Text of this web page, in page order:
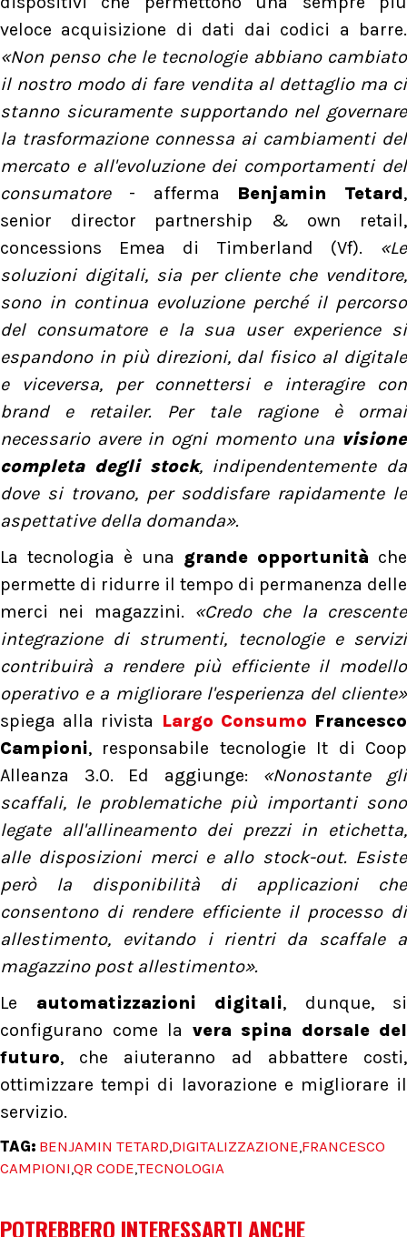
veloce acquisizione di dati dai codici a barre.
«Non penso che le tecnologie abbiano cambiato
il nostro modo di fare vendita al dettaglio ma ci
stanno sicuramente supportando nel governare
la trasformazione connessa ai cambiamenti del
mercato e all'evoluzione dei comportamenti del
consumatore- afferma Benjamin Tetard,
senior director partnership & own retail,
concessions Emea di Timberland (Vf). «Le
soluzioni digitali, sia per cliente che venditore,
sono in continua evoluzione perché il percorso
del consumatore e la sua user experience si
espandono in più direzioni, dal fisico al digitale
e viceversa, per connettersi e interagire con
brand e retailer. Per tale ragione è ormai
necessario avere in ogni momento una visione
completa degli stock, indipendentemente da
dove si trovano, per soddisfare rapidamente le
aspettative della domanda».
La tecnologia è una grande opportunità che
permette di ridurre il tempo di permanenza delle
merci nei magazzini. «Credo che la crescente
integrazione di strumenti, tecnologie e servizi
contribuirà a rendere più efficiente il modello
operativo e a migliorare l'esperienza del cliente»
spiega alla rivista Largo Consumo Francesco
Campioni, responsabile tecnologie It di Coop
Alleanza 3.0. Ed aggiunge: «Nonostante gli
scaffali, le problematiche più importanti sono
legate all'allineamento dei prezzi in etichetta,
alle disposizioni merci e allo stock-out. Esiste
però la disponibilità di applicazioni che
consentono di rendere efficiente il processo di
allestimento, evitando i rientri da scaffale a
magazzino post allestimento».
Le automatizzazioni digitali, dunque, si
configurano come la vera spina dorsale del
futuro, che aiuteranno ad abbattere costi,
ottimizzare tempi di lavorazione e migliorare il
servizio.
TAG: BENJAMIN TETARD,DIGITALIZZAZIONE,FRANCESCO
CAMPIONI,QR CODE,TECNOLOGIA
POTREBBERO INTERESSARTI ANCHE